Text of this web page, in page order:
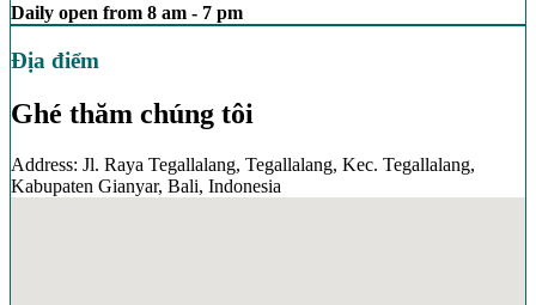
Daily open from 8 am - 7 pm
Địa điểm
Ghé thăm chúng tôi
Address: Jl. Raya Tegallalang, Tegallalang, Kec. Tegallalang,
Kabupaten Gianyar, Bali, Indonesia